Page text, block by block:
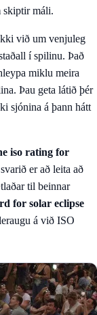
skiptir máli.
við um venjuleg
í spilinu. Það
miklu meira
Þau geta látið þér
sjónina á þann hátt
iso rating for
er að leita að
til beinnar
for solar eclipse
á við ISO